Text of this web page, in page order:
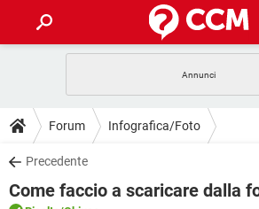
INTRATTENIMENTO ANDROID
iOS
INSTAGRAM
GUIDE
COVID-19
iOS
DOWNLOAD
COVID-19 GAMING
FORUM
Forum Infografica/Foto
Precedente
Come faccio a scaricare dalla